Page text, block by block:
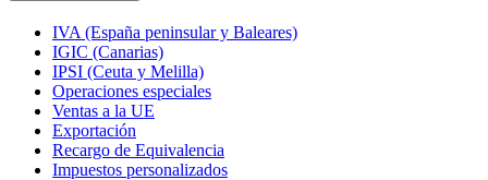
IVA (España peninsular y Baleares)
IGIC (Canarias)
IPSI (Ceuta y Melilla)
Operaciones especiales
Ventas a la UE
Exportación
Recargo de Equivalencia
Impuestos personalizados